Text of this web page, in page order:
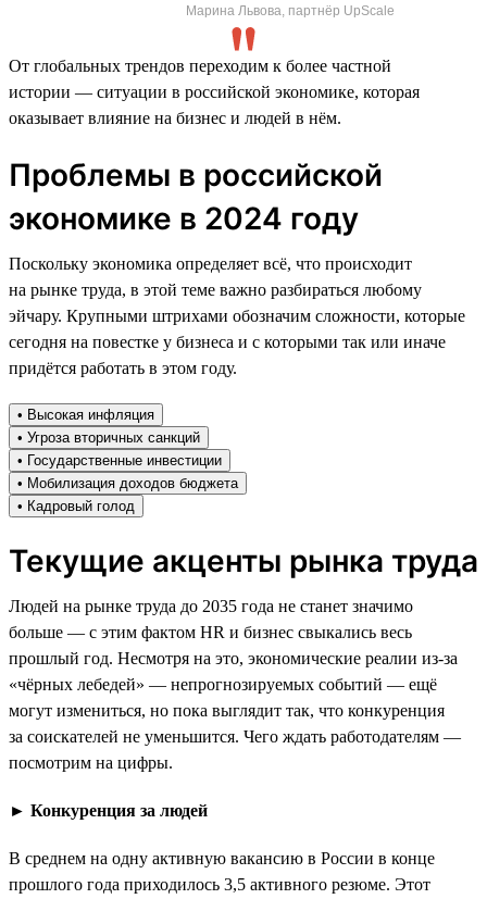
Марина Львова, партнёр UpScale
От глобальных трендов переходим к более частной
истории — ситуации в российской экономике, которая
оказывает влияние на бизнес и людей в нём.
Проблемы в российской
экономике в 2024 году
Поскольку экономика определяет всё, что происходит
на рынке труда, в этой теме важно разбираться любому
эйчару. Крупными штрихами обозначим сложности, которые
сегодня на повестке у бизнеса и с которыми так или иначе
придётся работать в этом году.
• Высокая инфляция
• Угроза вторичных санкций
• Государственные инвестиции
• Мобилизация доходов бюджета
• Кадровый голод
Текущие акценты рынка труда
Людей на рынке труда до 2035 года не станет значимо
больше — с этим фактом HR и бизнес свыкались весь
прошлый год. Несмотря на это, экономические реалии из-за
«чёрных лебедей» — непрогнозируемых событий — ещё
могут измениться, но пока выглядит так, что конкуренция
за соискателей не уменьшится. Чего ждать работодателям —
посмотрим на цифры.
► Конкуренция за людей
В среднем на одну активную вакансию в России в конце
прошлого года приходилось 3,5 активного резюме. Этот